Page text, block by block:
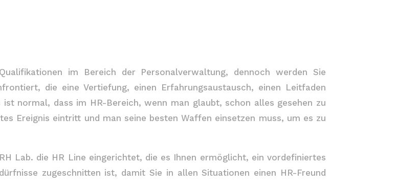
im Bereich der Personalverwaltung, dennoch werden Sie
die eine Vertiefung, einen Erfahrungsaustausch, einen Leitfaden
normal, dass im HR-Bereich, wenn man glaubt, schon alles gesehen zu
Ereignis eintritt und man seine besten Waffen einsetzen muss, um es zu
Lab. die HR Line eingerichtet, die es Ihnen ermöglicht, ein vordefiniertes
zugeschnitten ist, damit Sie in allen Situationen einen HR-Freund